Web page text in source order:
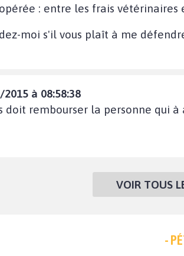
: entre les frais vétérinaires
moi s'il vous plaît à me
à 08:58:38
doit rembourser la personne qui
VOIR TOUS
-